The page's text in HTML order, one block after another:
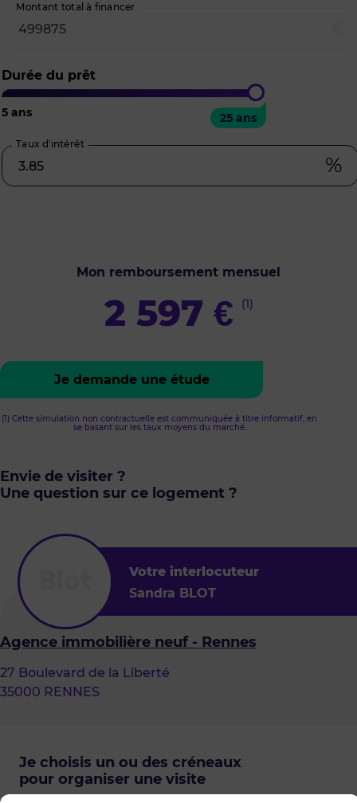
Montant total à financer
Durée du prêt
5 ans 25ans
25 ans
Taux d’intérêt
%
Mon remboursement mensuel
2 597 € (1)
Je demande une étude
(1) Cette simulation non contractuelle est communiquée à titre informatif, en
se basant sur les taux moyens du marché.
Envie de visiter ?
Une question sur ce logement ?
Votre interlocuteur
Sandra BLOT
Agence immobilière neuf - Rennes
27 Boulevard de la Liberté
35000 RENNES
Je choisis un ou des créneaux
pour organiser une visite